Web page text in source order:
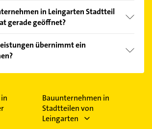
und profitieren Sie von den
Suchergebnisse können Sie sich
in Leingarten Stadtteil
gerade geöffnet?
dass diese an Sonn- und
können.
übernimmt ein
werden angeboten:
Inn- und Außenputzarbeiten
Bauunternehmen in
Stadtteilen von
Leingarten